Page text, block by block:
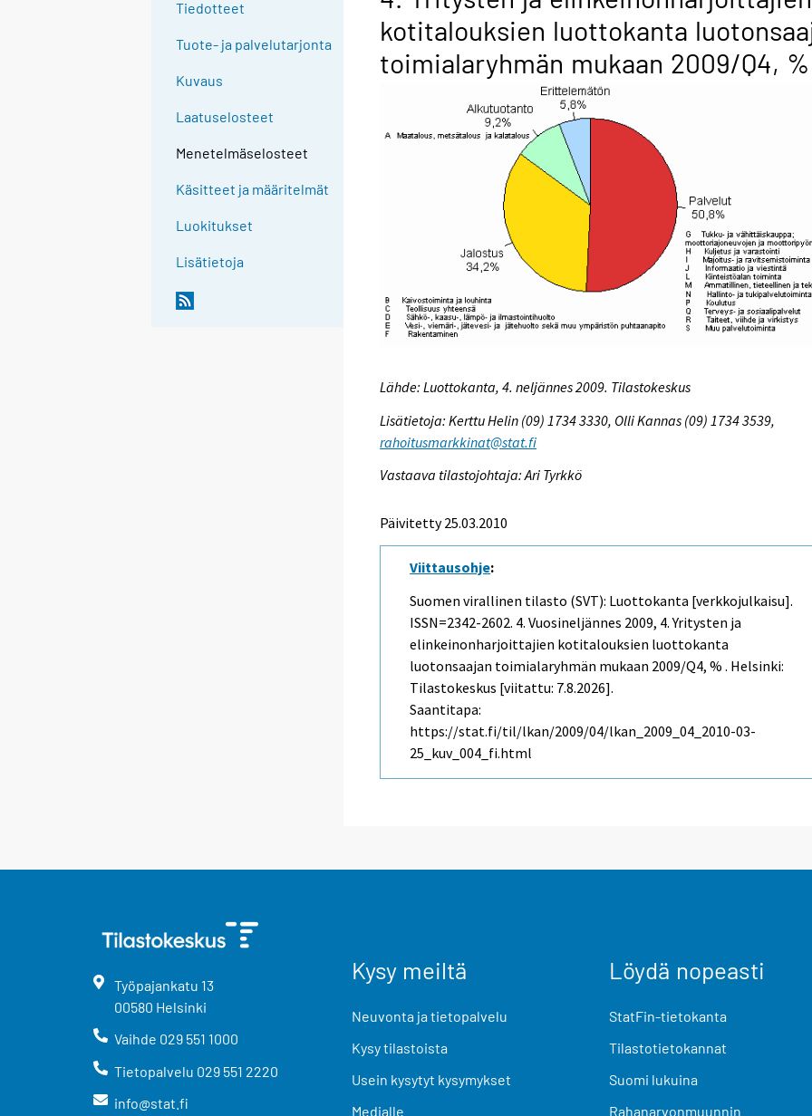
Tiedotteet
Tuote- ja palvelutarjonta
Kuvaus
Laatuselosteet
Menetelmäselosteet
Käsitteet ja määritelmät
Luokitukset
Lisätietoja
kotitalouksien luottokanta
toimialaryhmän mukaan 2009/Q4, %
Lähde: Luottokanta, 4. neljännes 2009. Tilastokeskus
Lisätietoja: Kerttu Helin (09) 1734 3330, Olli Kannas (09) 1734 3539,
rahoitusmarkkinat@stat.fi
Vastaava tilastojohtaja: Ari Tyrkkö
Päivitetty 25.03.2010
Viittausohje:
Suomen virallinen tilasto (SVT): Luottokanta [verkkojulkaisu].
ISSN=2342-2602. 4. Vuosineljännes 2009, 4. Yritysten ja
elinkeinonharjoittajien kotitalouksien luottokanta
luotonsaajan toimialaryhmän mukaan 2009/Q4, % . Helsinki:
Tilastokeskus [viitattu: 7.8.2026].
Saantitapa:
https://stat.fi/til/lkan/2009/04/lkan_2009_04_2010-03-
25_kuv_004_fi.html
Työpajankatu 13
00580 Helsinki
Vaihde 029 551 1000
Tietopalvelu 029 551 2220
info@stat.fi
Kysy meiltä
Neuvonta ja tietopalvelu
Kysy tilastoista
Usein kysytyt kysymykset
Medialle
Löydä nopeasti
StatFin-tietokanta
Tilastotietokannat
Suomi lukuina
Rahanarvonmuunnin